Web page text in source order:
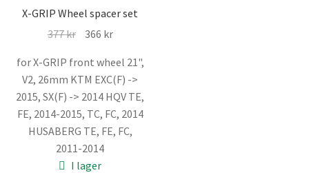
X-GRIP Wheel spacer set
377kr Det
priset
var:
377 kr.
366 krDet
priset
är:
366 kr.
for X-GRIP front wheel 21",
V2, 26mm KTM EXC(F) ->
2015, SX(F) -> 2014 HQV TE,
FE, 2014-2015, TC, FC, 2014
HUSABERG TE, FE, FC,
2011-2014
I lager